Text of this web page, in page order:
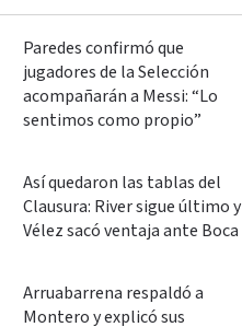
Paredes confirmó que
jugadores de la Selección
acompañarán a Messi: “Lo
sentimos como propio”
Así quedaron las tablas del
Clausura: River sigue último y
Vélez sacó ventaja ante Boca
Arruabarrena respaldó a
Montero y explicó sus